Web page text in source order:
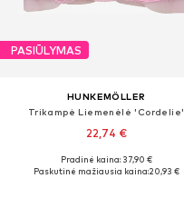
PASIŪLYMAS
HUNKEMÖLLER
Trikampė Liemenėlė 'Cordelie'
22,74 €
Yra daugybė dydžių
Pradinė kaina: 37,90 €
Paskutinė mažiausia kaina:20,93 €